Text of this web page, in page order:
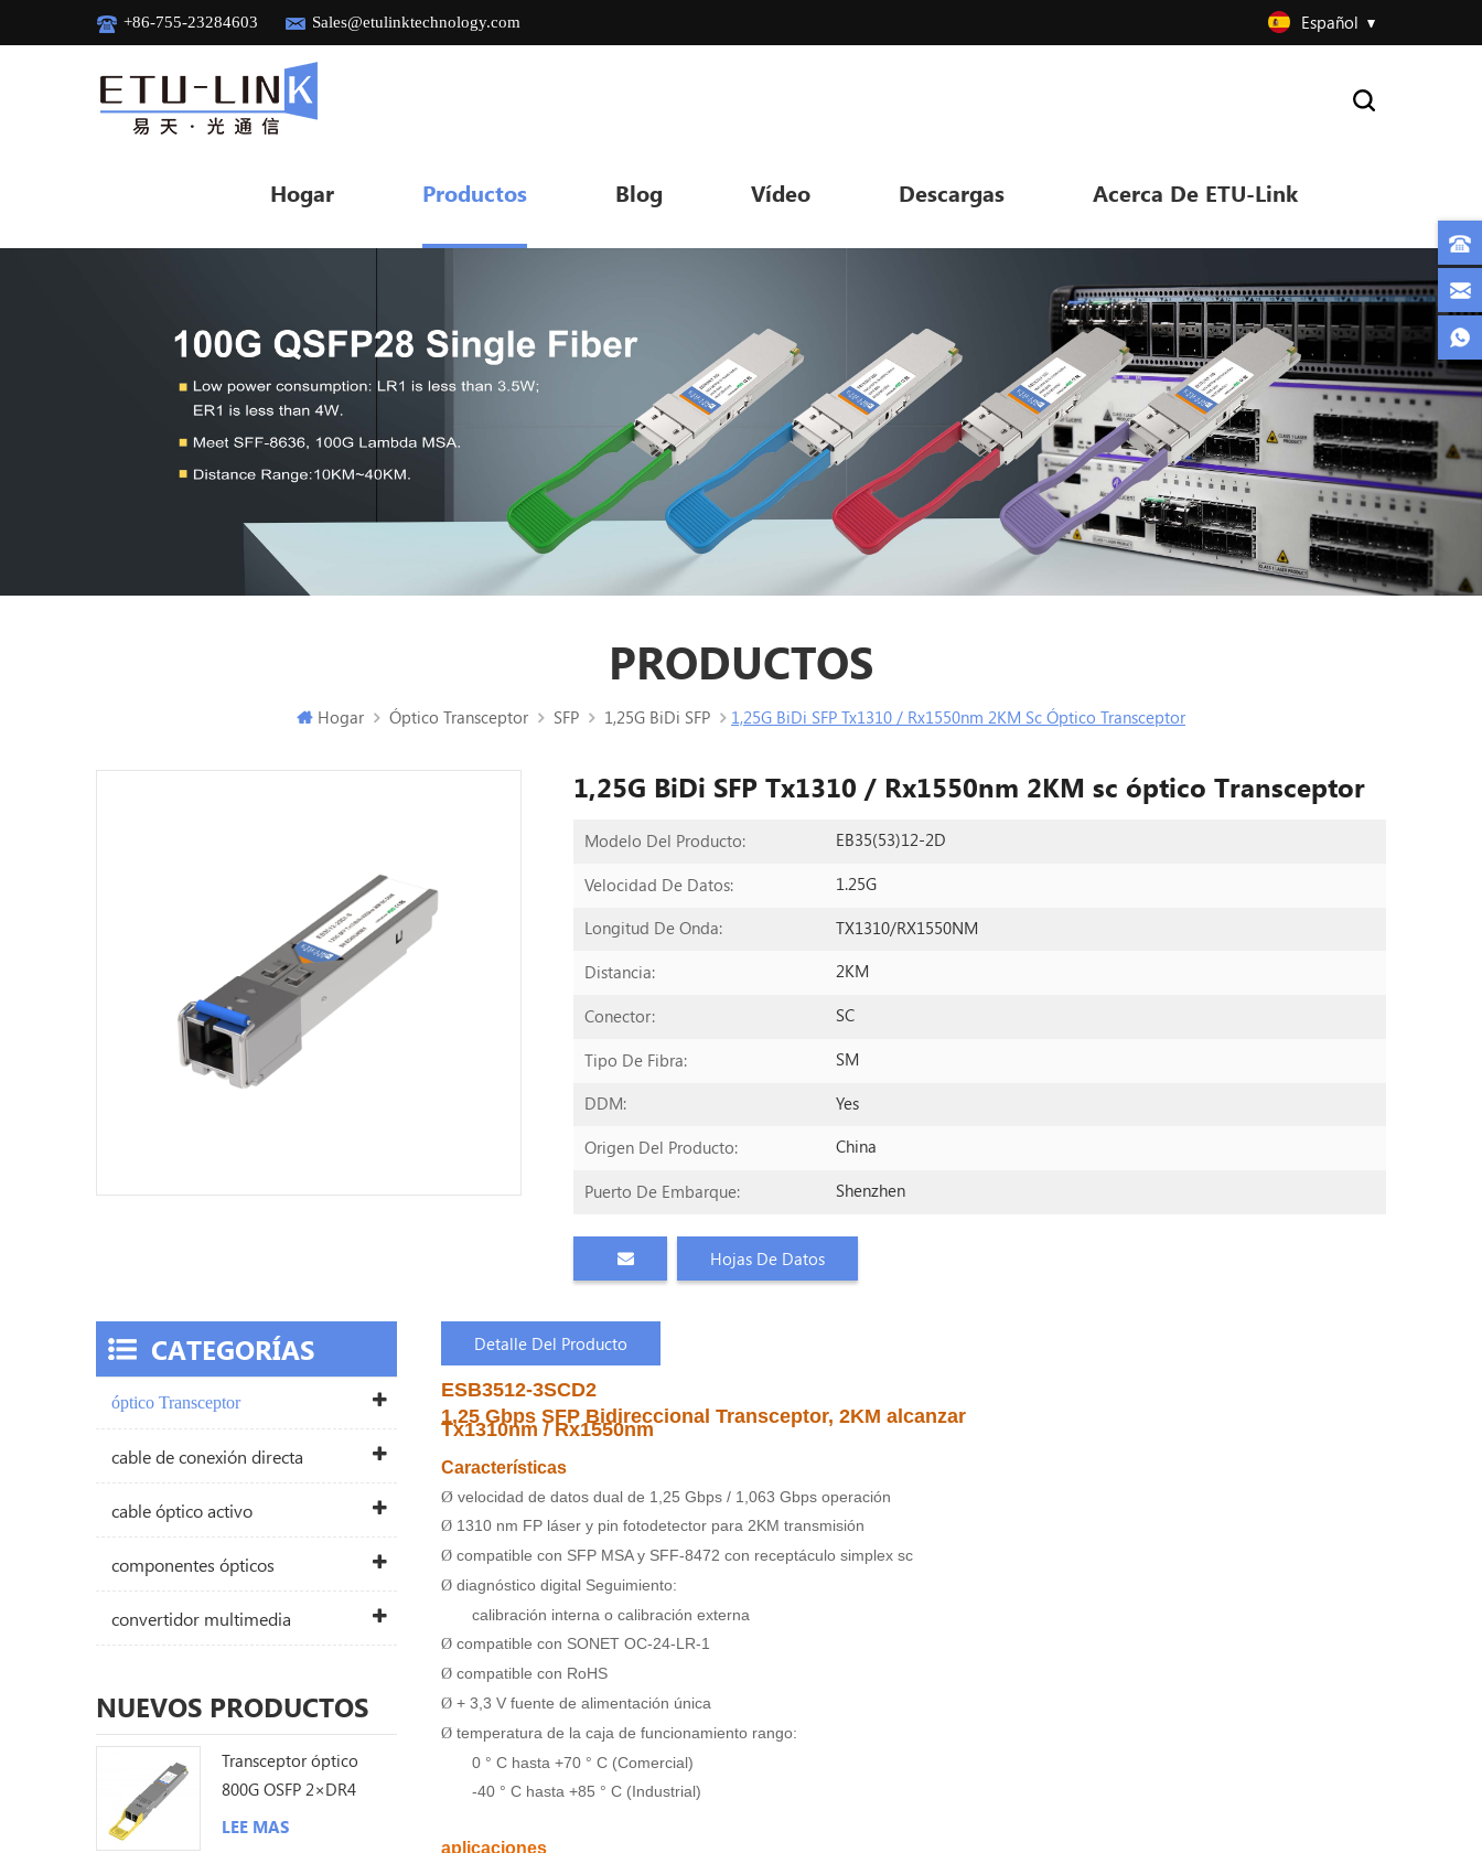
+86-755-23284603 Sales@etulinktechnology.com Español
Hogar Productos Blog Vídeo Descargas Acerca De ETU-Link
PRODUCTOS
Hogar Óptico Transceptor SFP 1,25G BiDi SFP 1,25G BiDi SFP Tx1310 / Rx1550nm 2KM Sc Óptico Transceptor
1,25G BiDi SFP Tx1310 / Rx1550nm 2KM sc óptico Transceptor
Modelo Del Producto: EB35(53)12-2D
Velocidad De Datos: 1.25G
Longitud De Onda: TX1310/RX1550NM
Distancia: 2KM
Conector: SC
Tipo De Fibra: SM
DDM: Yes
Origen Del Producto: China
Puerto De Embarque: Shenzhen
Hojas De Datos
Detalle Del Producto
ESB3512-3SCD2
1,25 Gbps SFP Bidireccional Transceptor, 2KM alcanzar
Tx1310nm / Rx1550nm
Características
Ø velocidad de datos dual de 1,25 Gbps / 1,063 Gbps operación
Ø 1310 nm FP láser y pin fotodetector para 2KM transmisión
Ø compatible con SFP MSA y SFF-8472 con receptáculo simplex sc
Ø diagnóstico digital Seguimiento:
calibración interna o calibración externa
Ø compatible con SONET OC-24-LR-1
Ø compatible con RoHS
Ø + 3,3 V fuente de alimentación única
Ø temperatura de la caja de funcionamiento rango:
0 ° C hasta +70 ° C (Comercial)
-40 ° C hasta +85 ° C (Industrial)
aplicaciones
CATEGORÍAS
óptico Transceptor
cable de conexión directa
cable óptico activo
componentes ópticos
convertidor multimedia
NUEVOS PRODUCTOS
Transceptor óptico
800G OSFP 2×DR4
1310nm 500M MPO12
LEE MAS